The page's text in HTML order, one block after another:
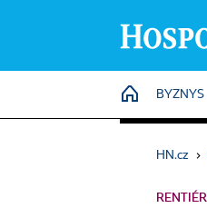
HOME
BYZNYS
HN.cz ›
RENTIÉR